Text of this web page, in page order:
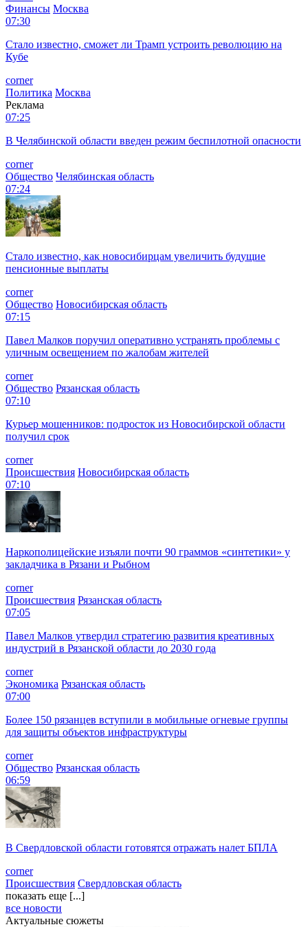
Финансы Москва
07:30
Стало известно, сможет ли Трамп устроить революцию на
Кубе
corner
Политика Москва
Реклама
07:25
В Челябинской области введен режим беспилотной опасности
corner
Общество Челябинская область
07:24
Стало известно, как новосибирцам увеличить будущие
пенсионные выплаты
corner
Общество Новосибирская область
07:15
Павел Малков поручил оперативно устранять проблемы с
уличным освещением по жалобам жителей
corner
Общество Рязанская область
07:10
Курьер мошенников: подросток из Новосибирской области
получил срок
corner
Происшествия Новосибирская область
07:10
Наркополицейские изъяли почти 90 граммов «синтетики» у
закладчика в Рязани и Рыбном
corner
Происшествия Рязанская область
07:05
Павел Малков утвердил стратегию развития креативных
индустрий в Рязанской области до 2030 года
corner
Экономика Рязанская область
07:00
Более 150 рязанцев вступили в мобильные огневые группы
для защиты объектов инфраструктуры
corner
Общество Рязанская область
06:59
В Свердловской области готовятся отражать налет БПЛА
corner
Происшествия Свердловская область
показать еще [...]
все новости
Актуальные сюжеты